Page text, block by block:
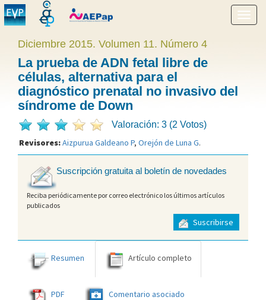
menú
Diciembre 2015. Volumen 11. Número 4
La prueba de ADN fetal libre de
células, alternativa para el
diagnóstico prenatal no invasivo del
síndrome de Down
Valoración: 3 (2 Votos)
Revisores:Aizpurua Galdeano P, Orejón de Luna G.
Suscripción gratuita al boletín de novedades
Reciba periódicamente por correo electrónico los últimos artículos
publicados
Suscribirse
Resumen Artículo completo
PDF Comentario asociado